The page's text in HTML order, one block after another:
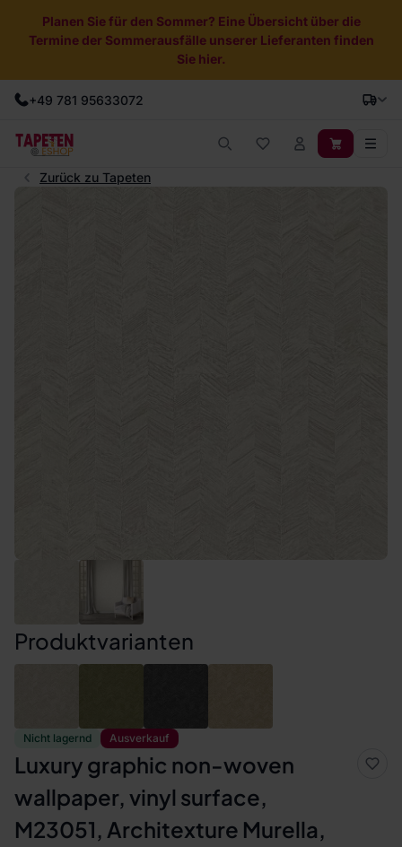
Planen Sie für den Sommer? Eine Übersicht über die
Termine der Sommerausfälle unserer Lieferanten finden
Sie hier.
+49 781 95633072
Zurück zu Tapeten
Nicht lagernd Ausverkauf
Luxury graphic non-woven
wallpaper, vinyl surface,
M23051, Architexture Murella,
Produktvarianten